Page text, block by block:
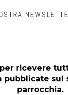
ricevere
pubblicate sul
parrocchia.